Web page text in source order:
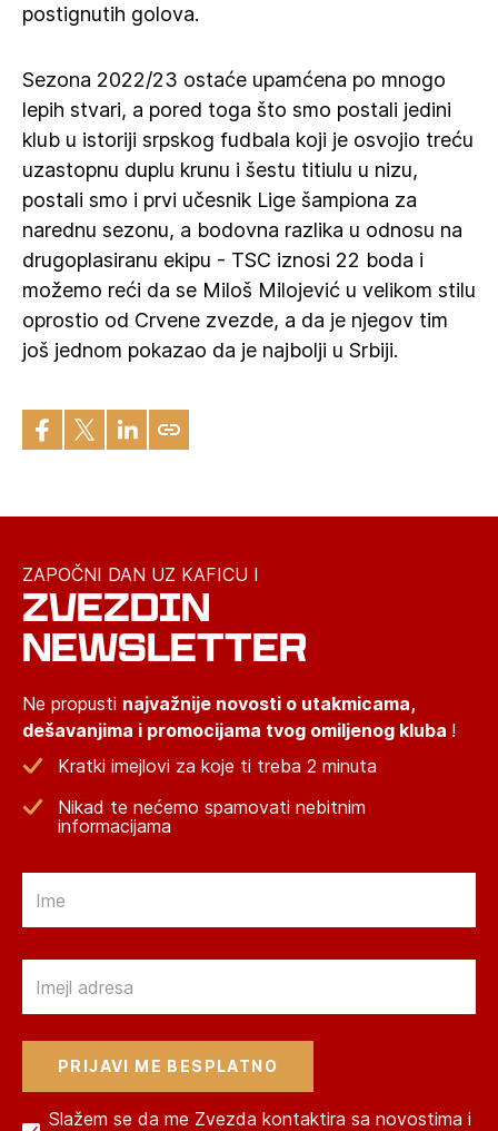
postignutih golova.
Sezona 2022/23 ostaće upamćena po mnogo
lepih stvari, a pored toga što smo postali jedini
klub u istoriji srpskog fudbala koji je osvojio treću
uzastopnu duplu krunu i šestu titiulu u nizu,
postali smo i prvi učesnik Lige šampiona za
narednu sezonu, a bodovna razlika u odnosu na
drugoplasiranu ekipu - TSC iznosi 22 boda i
možemo reći da se Miloš Milojević u velikom stilu
oprostio od Crvene zvezde, a da je njegov tim
još jednom pokazao da je najbolji u Srbiji.
ZAPOČNI DAN UZ KAFICU I
ZVEZDIN
NEWSLETTER
Ne propusti najvažnije novosti o utakmicama,
dešavanjima i promocijama tvog omiljenog kluba !
Kratki imejlovi za koje ti treba 2 minuta
Nikad te nećemo spamovati nebitnim
informacijama
Slažem se da me Zvezda kontaktira sa novostima i